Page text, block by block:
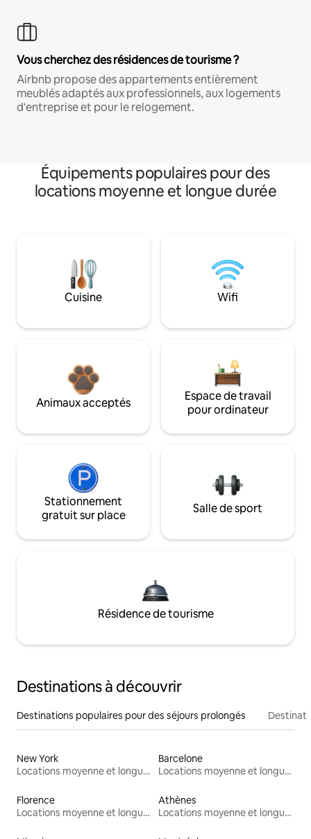
Vous cherchez des résidences de tourisme ?
Airbnb propose des appartements entièrement
meublés adaptés aux professionnels, aux logements
d'entreprise et pour le relogement.
Équipements populaires pour des
locations moyenne et longue durée
Cuisine Wifi
Animaux acceptés
Espace de travail
pour ordinateur
Stationnement
gratuit sur place
Salle de sport
Résidence de tourisme
Destinations à découvrir
Destinations populaires pour des séjours prolongés
New York
Locations moyenne et longue durée
Barcelone
Locations moyenne et longue durée
Florence
Locations moyenne et longue durée
Athènes
Locations moyenne et longue durée